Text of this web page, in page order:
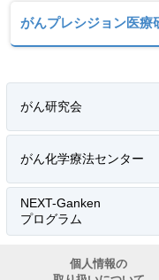
がんプレシジョン医療
がん研究会
がん化学療法センター
NEXT-Ganken
プログラム
個人情報の